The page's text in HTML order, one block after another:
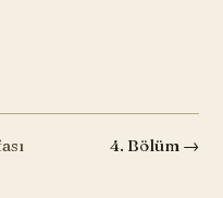
4. Bölüm →